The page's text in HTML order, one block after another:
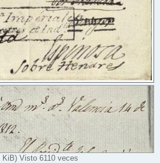
KiB) Visto 6110 veces